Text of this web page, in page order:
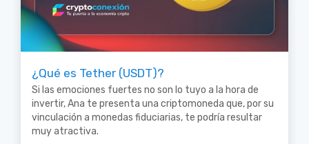
¿Qué es Tether (USDT)?
Si las emociones fuertes no son lo tuyo a la hora de
invertir, Ana te presenta una criptomoneda que, por su
vinculación a monedas fiduciarias, te podría resultar
muy atractiva.